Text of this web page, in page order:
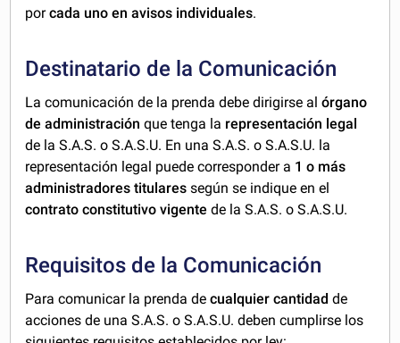
porcada uno en avisos individuales.
Destinatario de la Comunicación
La comunicación de la prenda debe dirigirse alórgano
de administración que tenga la representación legal
de la S.A.S. o S.A.S.U. En una S.A.S. o S.A.S.U. la
representación legal puede corresponder a 1 o más
administradores titulares según se indique en el
contrato constitutivo vigente de la S.A.S. o S.A.S.U.
Requisitos de la Comunicación
Para comunicar la prenda decualquier cantidad de
acciones de una S.A.S. o S.A.S.U. deben cumplirse los